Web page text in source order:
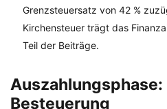
Grenzsteuersatz von 42 %
Kirchensteuer trägt das
Teil der Beiträge.
Besteuerung